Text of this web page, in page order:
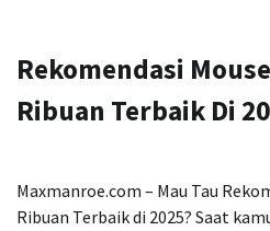
Rekomendasi
Ribuan Terbaik Di
Maxmanroe.com – Mau Tau
Ribuan Terbaik di 2025? Saat